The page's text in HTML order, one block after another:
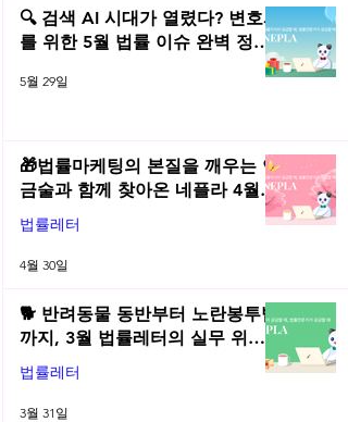
슈
🔍 검색 AI 시대가 열렸다? 변호사
를 위한 5월 법률 이슈 완벽 정리 |
5월 29일
🎁법률마케팅의 본질을 깨우는 연
금술과 함께 찾아온 네플라 4월
법률레터
법률레터
4월 30일
🐕 반려동물 동반부터 노란봉투법
까지, 3월 법률레터의 실무 위키
총정리! | 2026년 3월 네플라 법률
레터
법률레터
3월 31일